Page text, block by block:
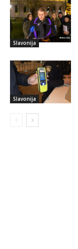
Slavonija
Slavonija